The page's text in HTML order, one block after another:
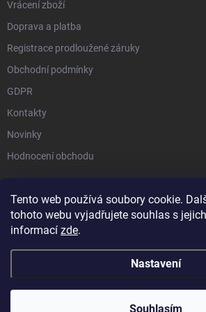
Tento web používá soubory cookie.
tohoto webu vyjadřujete souhlas s
informací zde.
Nastavení
Souhlasím
Vrácení zboží
Doprava a platba
Registrace prodloužené záruky
Obchodní podmínky
GDPR
Kontakty
Novinky
Hodnocení obchodu
STIHL | STIHL TIMBERSPORTS |
SEGWAY NAVIMOW |
Akční zahrada ToolTrade Group